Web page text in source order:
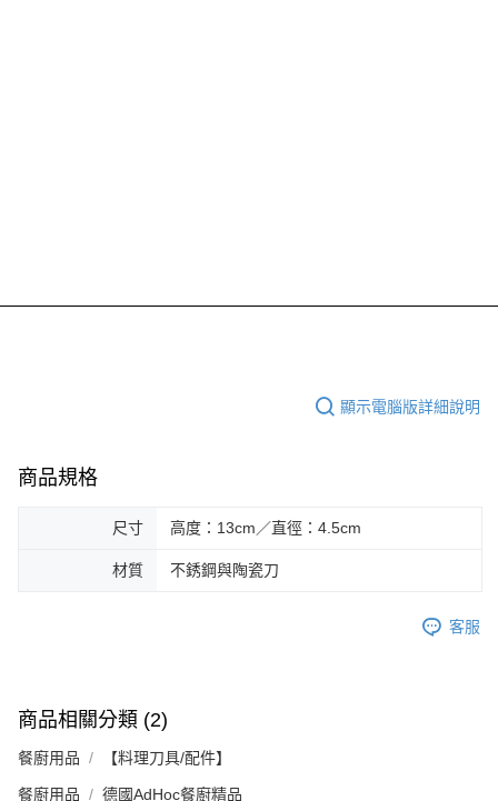
顯示電腦版詳細說明
商品規格
尺寸 高度：13cm／直徑：4.5cm
材質 不銹鋼與陶瓷刀
客服
商品相關分類 (2)
餐廚用品 【料理刀具/配件】
餐廚用品 德國AdHoc餐廚精品